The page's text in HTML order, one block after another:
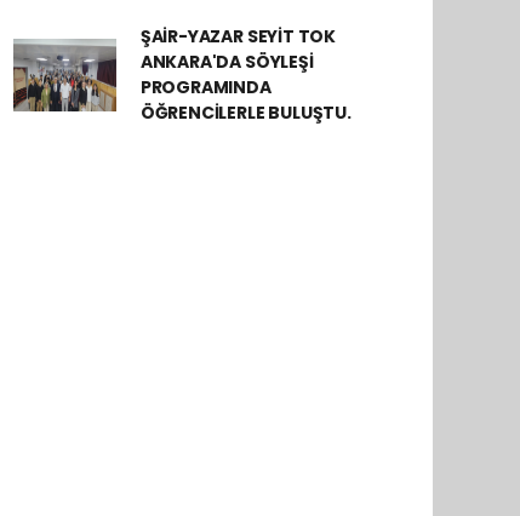
ŞAİR-YAZAR SEYİT TOK
ANKARA'DA SÖYLEŞİ
PROGRAMINDA
ÖĞRENCİLERLE BULUŞTU.